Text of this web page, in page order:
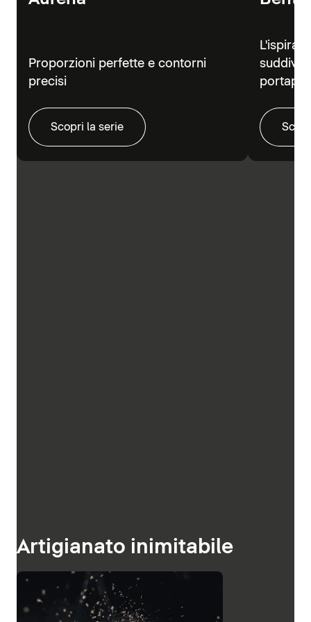
Proporzioni perfette e contorni
precisi
Scopri la serie
Artigianato inimitabile